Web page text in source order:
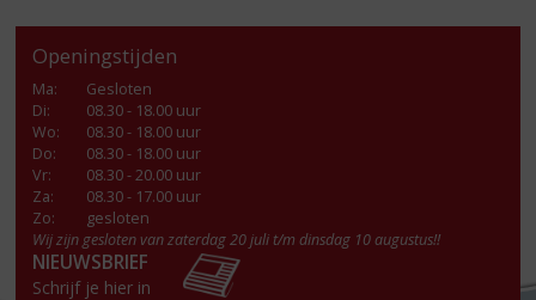
Openingstijden
Ma:
Gesloten
Di:
08.30 - 18.00 uur
Wo:
08.30 - 18.00 uur
Do:
08.30 - 18.00 uur
Vr:
08.30 - 20.00 uur
Za:
08.30 - 17.00 uur
Zo:
gesloten
Wij zijn gesloten van zaterdag 20 juli t/m dinsdag 10 augustus!!
NIEUWSBRIEF
Schrijf je hier in